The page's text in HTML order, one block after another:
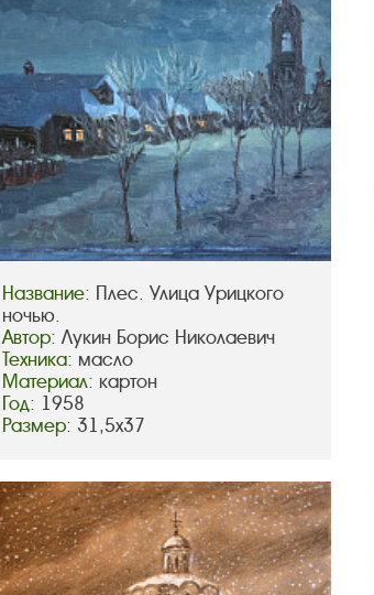
Название: Плес. Улица Урицкого
ночью.
Автор: Лукин Борис Николаевич
Техника: масло
Материал: картон
Год: 1958
Размер: 31,5х37